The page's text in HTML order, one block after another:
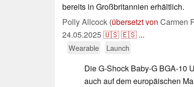
bereits in Großbritannien erhältlich.
Polly Allcock (übersetzt von Carmen
24.05.2025🇺🇸🇪🇸 ...
Wearable Launch
Die G-Shock Baby-G BGA-10
auch auf dem europäischen